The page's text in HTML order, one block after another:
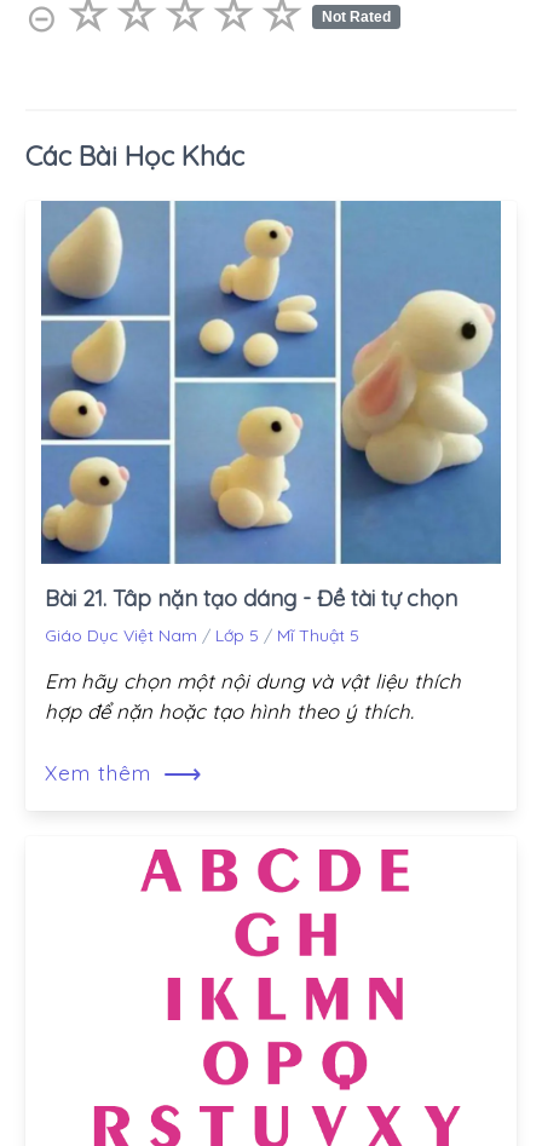
⊝ ☆☆☆☆☆
★★★★★ Not Rated
Các Bài Học Khác
Bài 21. Tâp nặn tạo dáng - Đề tài tự chọn
Giáo Dục Việt Nam / Lớp 5 / Mĩ Thuật 5
Em hãy chọn một nội dung và vật liệu thích
hợp để nặn hoặc tạo hình theo ý thích.
Xem thêm ⟶